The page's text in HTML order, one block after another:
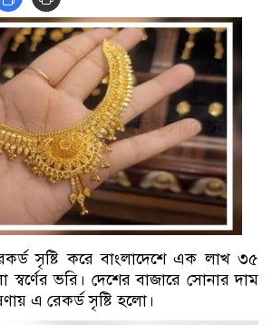
সৃষ্টি করে বাংলাদেশে এক লাখ ৩৫
স্বর্ণের ভরি। দেশের বাজারে সোনার দাম
এ রেকর্ড সৃষ্টি হলো।